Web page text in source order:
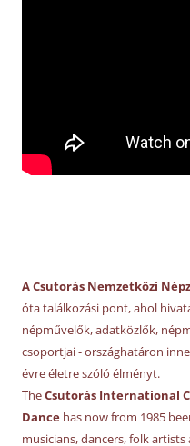
A Csutorás Nemzetközi
óta találkozási pont, ahol
népművelők, adatközlők,
csoportjai - országhatáron
évre életre szóló élményt.
TheCsutorás International
Dance has now from 1985
musicians, dancers, folk